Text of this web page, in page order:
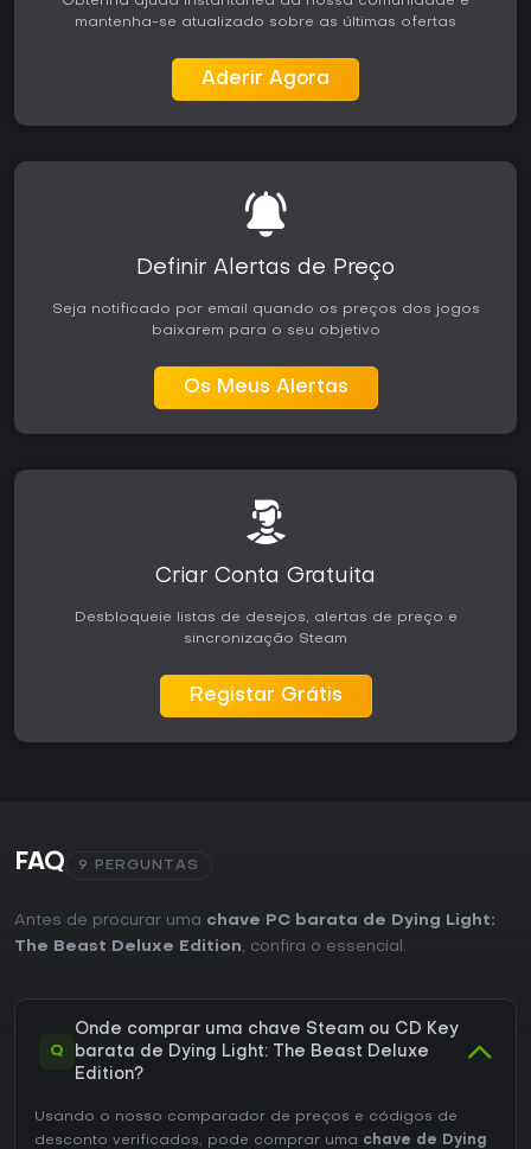
mantenha-se atualizado sobre as últimas ofertas
Aderir Agora
Definir Alertas de Preço
Seja notificado por email quando os preços dos jogos
baixarem para o seu objetivo
Os Meus Alertas
Criar Conta Gratuita
Desbloqueie listas de desejos, alertas de preço e
sincronização Steam
Registar Grátis
FAQ 9 PERGUNTAS
Antes de procurar uma chave PC barata de Dying Light:
The Beast Deluxe Edition, confira o essencial.
Q
Onde comprar uma chave Steam ou CD Key
barata de Dying Light: The Beast Deluxe
Edition?
Usando o nosso comparador de preços e códigos de
desconto verificados, pode comprar uma chave de Dying